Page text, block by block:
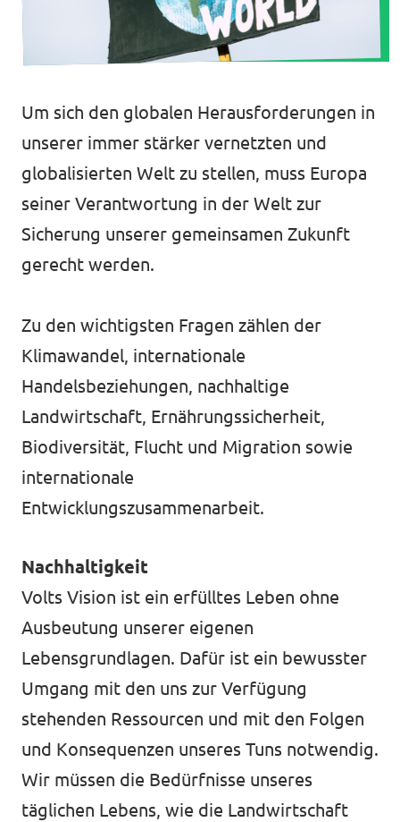
Unsere Events
Deine Spende für Volt!
Jobs bei Volt
Transparenz
Impressum
Um sich den globalen Herausforderungen in
unserer immer stärker vernetzten und
globalisierten Welt zu stellen, muss Europa
seiner Verantwortung in der Welt zur
Sicherung unserer gemeinsamen Zukunft
gerecht werden.
Zu den wichtigsten Fragen zählen der
Klimawandel, internationale
Handelsbeziehungen, nachhaltige
Landwirtschaft, Ernährungssicherheit,
Biodiversität, Flucht und Migration sowie
internationale
Entwicklungszusammenarbeit.
Nachhaltigkeit
Volts Vision ist ein erfülltes Leben ohne
Ausbeutung unserer eigenen
Lebensgrundlagen. Dafür ist ein bewusster
Umgang mit den uns zur Verfügung
stehenden Ressourcen und mit den Folgen
und Konsequenzen unseres Tuns notwendig.
Wir müssen die Bedürfnisse unseres
täglichen Lebens, wie die Landwirtschaft